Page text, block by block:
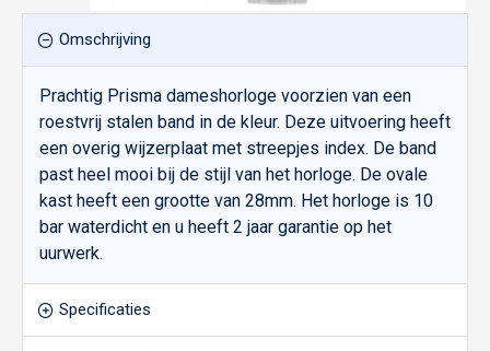
Omschrijving
Prachtig Prisma dameshorloge voorzien van een
roestvrij stalen band in de kleur. Deze uitvoering heeft
een overig wijzerplaat met streepjes index. De band
past heel mooi bij de stijl van het horloge. De ovale
kast heeft een grootte van 28mm. Het horloge is 10
bar waterdicht en u heeft 2 jaar garantie op het
uurwerk.
Specificaties